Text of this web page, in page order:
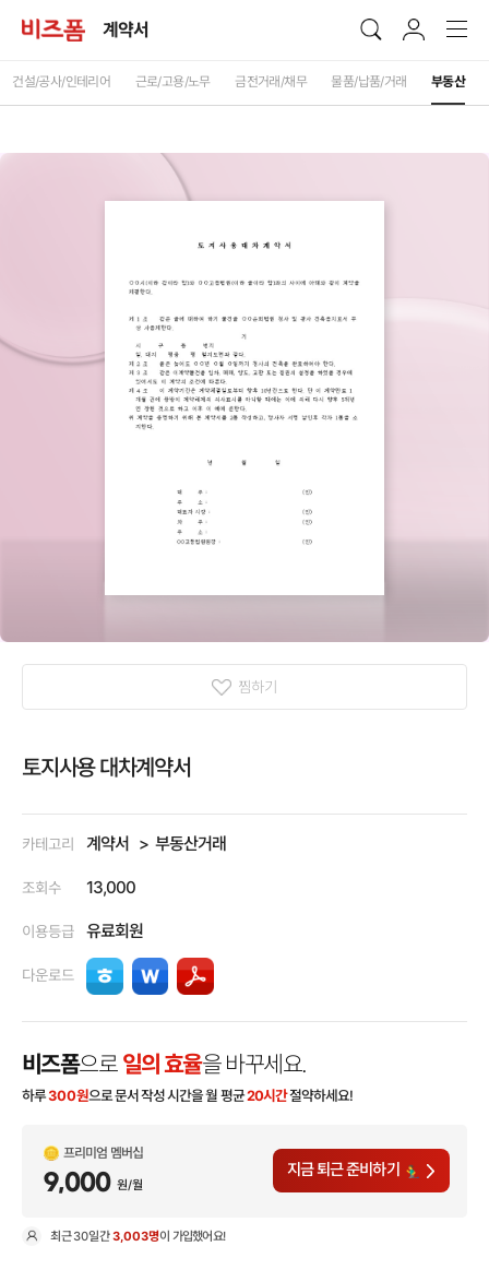
계약서
건설/공사/인테리어 근로/고용/노무 금전거래/채무 물품/납품/거래 부동산
찜하기
토지사용 대차계약서
카테고리 계약서 부동산거래
조회수 13,000
이용등급 유료회원
다운로드
비즈폼으로 일의 효율을 바꾸세요.
하루300원으로 문서 작성 시간을 월 평균20시간절약하세요!
프리미엄 멤버십
9,000 원/월
지금 퇴근 준비하기
최근30일간3,003명이 가입했어요!